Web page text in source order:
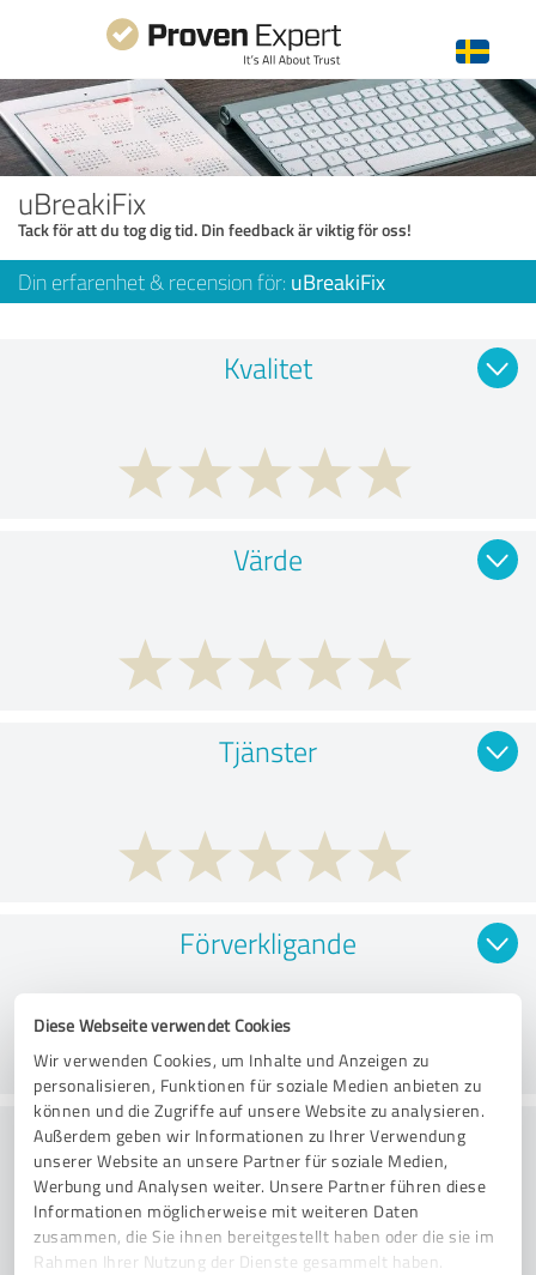
Diese Webseite verwendet Cookies
Wir verwenden Cookies, um Inhalte und Anzeigen zu
personalisieren, Funktionen für soziale Medien anbieten zu
können und die Zugriffe auf unsere Website zu analysieren.
Außerdem geben wir Informationen zu Ihrer Verwendung
unserer Website an unsere Partner für soziale Medien,
Werbung und Analysen weiter. Unsere Partner führen diese
Informationen möglicherweise mit weiteren Daten
zusammen, die Sie ihnen bereitgestellt haben oder die sie im
Rahmen Ihrer Nutzung der Dienste gesammelt haben.
uBreakiFix
Tack för att du tog dig tid. Din feedback är viktig för oss!
Din erfarenhet & recension för: uBreakiFix
Kvalitet
Värde
Tjänster
Förverkligande
Rådgivning